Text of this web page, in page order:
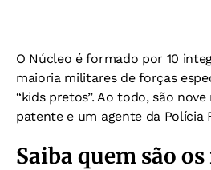
O Núcleo é formado por 10
maioria militares de forças
“kids pretos”. Ao todo, são
patente e um agente da Polícia
Saiba quem são